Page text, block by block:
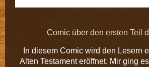
Comic über den ersten Teil
In diesem Comic wird den Lesern
Alten Testament eröffnet. Mir ging